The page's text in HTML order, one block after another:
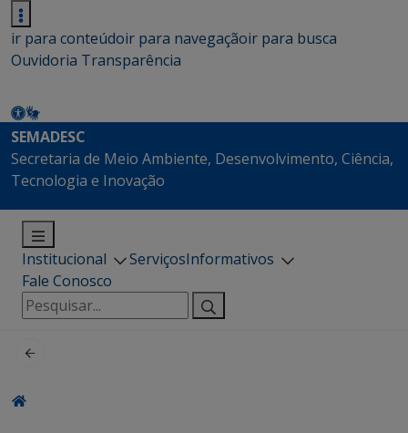
ir para conteúdoir para navegaçãoir para busca
Ouvidoria Transparência
SEMADESC
Secretaria de Meio Ambiente, Desenvolvimento, Ciência,
Tecnologia e Inovação
Institucional ServiçosInformativos
Fale Conosco
Pesquisar
por: